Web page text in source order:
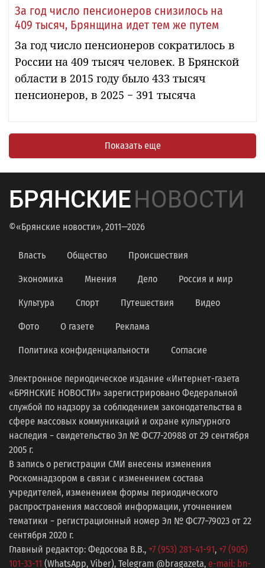
За год число пенсионеров снизилось на
409 тысяч, Брянщина идет тем же путем
За год число пенсионеров сократилось в
России на 409 тысяч человек. В Брянской
области в 2015 году было 433 тысяч
пенсионеров, в 2025 − 391 тысяча
Показать еще
БРЯНСКИЕНОВОСТИ
©«Брянские новости», 2011—2026
Власть Общество Происшествия
Экономика Мнения Дело Россия и мир
Культура Спорт Путешествия Видео
Фото О газете Реклама
Политика конфиденциальности Согласие
Электронное периодическое издание «Интернет-газета
«БРЯНСКИЕ НОВОСТИ» зарегистрировано Федеральной
службой по надзору за соблюдением законодательства в
сфере массовых коммуникаций и охране культурного
наследия − свидетельство Эл № ФС77-20988 от 29 сентября
2005 г.
В запись о регистрации СМИ внесены изменения
Роскомнадзором в связи с изменением состава
учредителей, изменением формы периодического
распространения массовой информации, уточнением
тематики − регистрационный номер Эл № ФС77−79023 от 22
сентября 2020 г.
Главный редактор: Федосова В.В., +7 (953) 281-41-91, +7 (905)
101-33-11 (WhatsApp, Viber), Telegram @bragazeta, e-mail: bn-